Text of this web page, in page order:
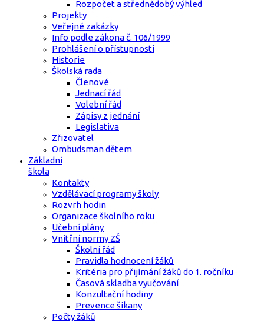
Rozpočet a střednědobý výhled
Projekty
Veřejné zakázky
Info podle zákona č. 106/1999
Prohlášení o přístupnosti
Historie
Školská rada
Členové
Jednací řád
Volební řád
Zápisy z jednání
Legislativa
Zřizovatel
Ombudsman dětem
Základní
škola
Kontakty
Vzdělávací programy školy
Rozvrh hodin
Organizace školního roku
Učební plány
Vnitřní normy ZŠ
Školní řád
Pravidla hodnocení žáků
Kritéria pro přijímání žáků do 1. ročníku
Časová skladba vyučování
Konzultační hodiny
Prevence šikany
Počty žáků